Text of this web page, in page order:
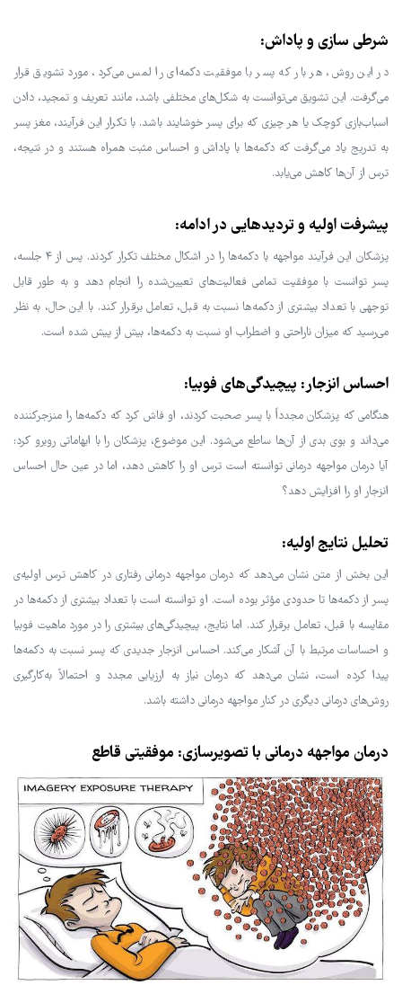
شرطی سازی و پاداش:
در این روش، هر بار که پسر با موفقیت دکمه‌ای را لمس می‌کرد، مورد تشویق قرار
می‌گرفت. این تشویق می‌توانست به شکل‌های مختلفی باشد، مانند تعریف و تمجید، دادن
اسباب‌بازی کوچک یا هر چیزی که برای پسر خوشایند باشد. با تکرار این فرآیند، مغز پسر
به تدریج یاد می‌گرفت که دکمه‌ها با پاداش و احساس مثبت همراه هستند و در نتیجه،
ترس از آن‌ها کاهش می‌یابد.
پیشرفت اولیه و تردیدهایی در ادامه:
پزشکان این فرآیند مواجهه با دکمه‌ها را در اشکال مختلف تکرار کردند. پس از ۴ جلسه،
پسر توانست با موفقیت تمامی فعالیت‌های تعیین‌شده را انجام دهد و به طور قابل
توجهی با تعداد بیشتری از دکمه‌ها نسبت به قبل، تعامل برقرار کند. با این حال، به نظر
می‌رسید که میزان ناراحتی و اضطراب او نسبت به دکمه‌ها، بیش از پیش شده است.
احساس انزجار: پیچیدگی‌های فوبیا:
هنگامی که پزشکان مجدداً با پسر صحبت کردند، او فاش کرد که دکمه‌ها را منزجرکننده
می‌داند و بوی بدی از آن‌ها ساطع می‌شود. این موضوع، پزشکان را با ابهاماتی روبرو کرد:
آیا درمان مواجهه درمانی توانسته است ترس او را کاهش دهد، اما در عین حال احساس
انزجار او را افزایش دهد؟
تحلیل نتایج اولیه:
این بخش از متن نشان می‌دهد که درمان مواجهه درمانی رفتاری در کاهش ترس اولیه‌ی
پسر از دکمه‌ها تا حدودی مؤثر بوده است. او توانسته است با تعداد بیشتری از دکمه‌ها در
مقایسه با قبل، تعامل برقرار کند. اما نتایج، پیچیدگی‌های بیشتری را در مورد ماهیت فوبیا
و احساسات مرتبط با آن آشکار می‌کند. احساس انزجار جدیدی که پسر نسبت به دکمه‌ها
پیدا کرده است، نشان می‌دهد که درمان نیاز به ارزیابی مجدد و احتمالاً به‌کارگیری
روش‌های درمانی دیگری در کنار مواجهه درمانی داشته باشد.
درمان مواجهه درمانی با تصویرسازی: موفقیتی قاطع